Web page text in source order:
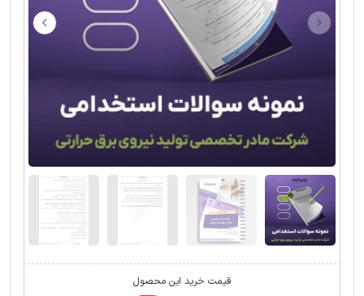
قیمت خرید این محصول